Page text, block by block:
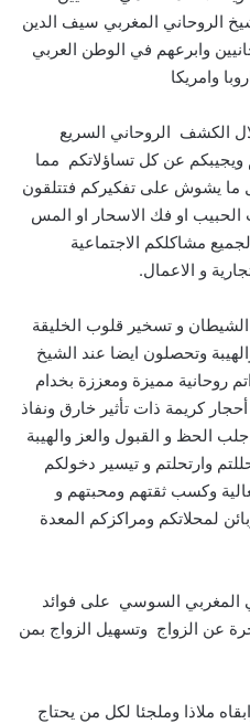
الروحاني المغربي سيف الدين
وابرعهم في الوطن العربي
وامريكا
الكشف الروحاني السريع
ويجيبكم عن كل تساؤلاتكم مما
ما يشوش على تفكيركم فتتلقون
الحبيب او فك الاسحار او المس
مشاكلكم الاجتماعية
و الاعمال.
و تسخير قلوب الخليقة
وتحصلون ايضا عند الشيخ
روحانية مميزة ومعززة بخدام
كريمة ذات تأثير خارق ونفاذ
الحظ و القبول والعز والهيبة
وارتحلتم و تيسير دخولكم
وكسب ثقتهم ومحبتهم و
لمحلاتكم ومراكزكم المعدة
المغربي السوسي على فوائد
عن الزواج وتسهيل الزواج بمن
ملاذا وملجئا لكل من يحتاج